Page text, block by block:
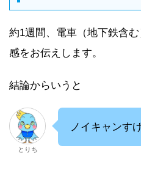
約1週間、電車（地下鉄含
感をお伝えします。
結論からいうと
とりち
ノイキャンす